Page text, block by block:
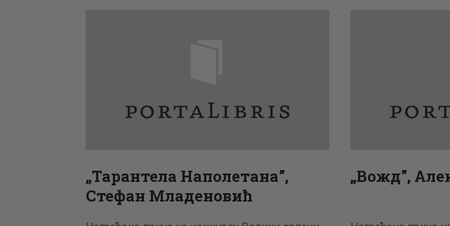
ПИСМО
„Тарантела Наполетана”,
Стефан Младеновић
„Вожд”,